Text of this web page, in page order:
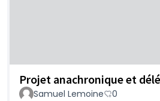
Projet anachronique et
Samuel Lemoine 0